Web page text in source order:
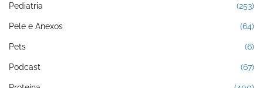
Pediatria (253)
Pele e Anexos (64)
Pets (6)
Podcast (67)